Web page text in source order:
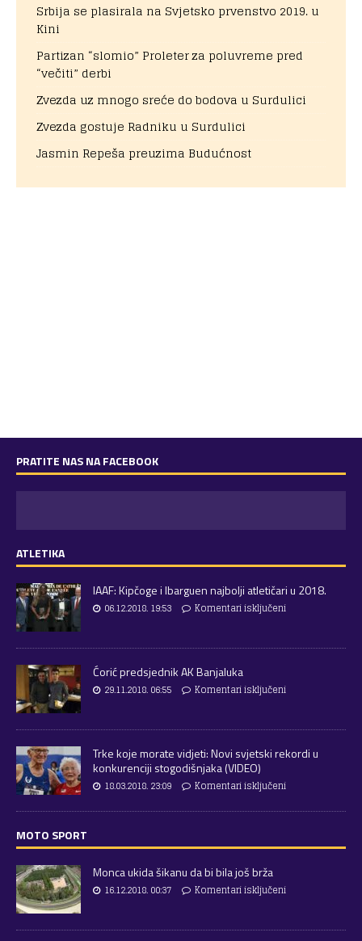
Srbija se plasirala na Svjetsko prvenstvo 2019. u
Kini
Partizan “slomio” Proleter za poluvreme pred
“večiti” derbi
Zvezda uz mnogo sreće do bodova u Surdulici
Zvezda gostuje Radniku u Surdulici
Jasmin Repeša preuzima Budućnost
PRATITE NAS NA FACEBOOK
ATLETIKA
IAAF: Kipčoge i Ibarguen najbolji atletičari u 2018.
06.12.2018. 19:53 Komentari isključeni
Ćorić predsjednik AK Banjaluka
29.11.2018. 06:55 Komentari isključeni
Trke koje morate vidjeti: Novi svjetski rekordi u
konkurenciji stogodišnjaka (VIDEO)
18.03.2018. 23:09 Komentari isključeni
MOTO SPORT
Monca ukida šikanu da bi bila još brža
16.12.2018. 00:37 Komentari isključeni